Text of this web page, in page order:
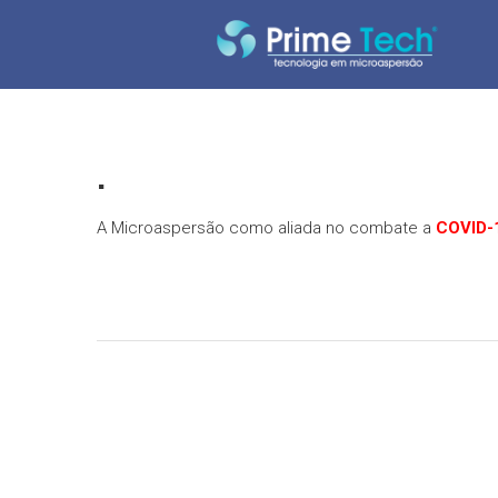
.
A Microaspersão como aliada no combate a